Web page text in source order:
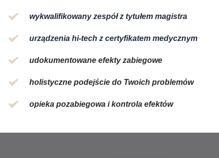
wykwalifikowany zespół z tytułem magistra
urządzenia hi-tech z certyfikatem medycznym
udokumentowane efekty zabiegowe
holistyczne podejście do Twoich problemów
opieka pozabiegowa i kontrola efektów